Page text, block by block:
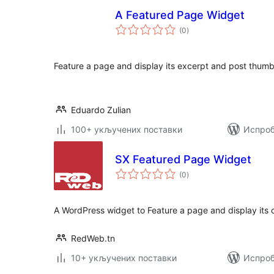
A Featured Page Widget
(0укупних
оцена
)
Feature a page and display its excerpt and post
Eduardo Zulian
100+ укључених поставки
SX Featured Page Widget
(0укупних
оцена
)
A WordPress widget to Feature a page and display its
RedWeb.tn
10+ укључених поставки